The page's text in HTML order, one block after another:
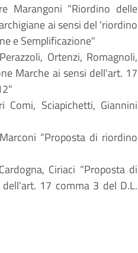
Marangoni “Riordino delle
ai sensi del 'riordino
e Semplificazione"
Ortenzi, Romagnoli,
Marche ai sensi dell'art. 17
Sciapichetti, Giannini
“Proposta di riordino
Ciriaci “Proposta di
17 comma 3 del D.L.